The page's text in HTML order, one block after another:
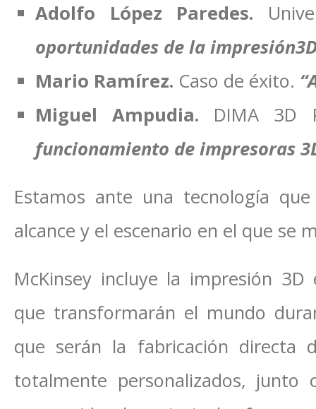
Adolfo López Paredes.
oportunidades de la
Mario Ramírez. Caso de éxito.
Miguel Ampudia. DIMA 3D
funcionamiento de impresoras
Estamos ante una tecnología
alcance y el escenario en el que se
McKinsey incluye la impresión
que transformarán el mundo
que serán la fabricación directa
totalmente personalizados,